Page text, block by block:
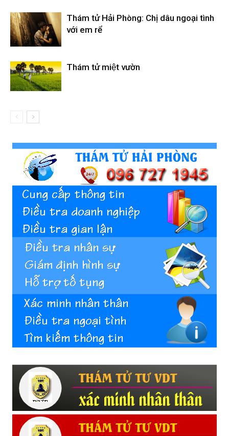
Giss
Thám tử Hải Phòng: Chị dâu ngoại tình
với em rể
Thám tử miệt vườn